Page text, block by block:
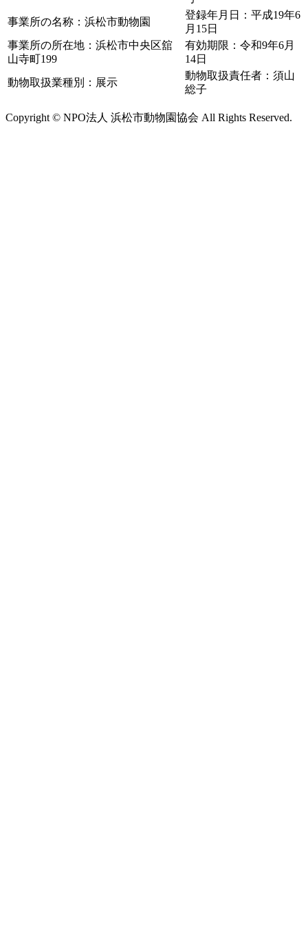
事業所の名称：浜松市動物園
登録年月日：平成19年6
月15日
事業所の所在地：浜松市中央区舘
山寺町199
有効期限：令和9年6月
14日
動物取扱業種別：展示
動物取扱責任者：須山
総子
Copyright © NPO法人 浜松市動物園協会 All Rights Reserved.